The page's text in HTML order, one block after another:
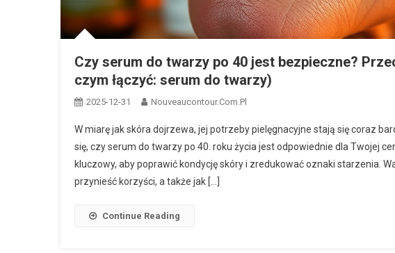
Czy serum do twarzy po 40 jest bezpieczne?
czym łączyć: serum do twarzy)
2025-12-31 Nouveaucontour.com.pl
W miarę jak skóra dojrzewa, jej potrzeby pielęgnacyjne stają się coraz
się, czy serum do twarzy po 40. roku życia jest odpowiednie dla Twojej
kluczowy, aby poprawić kondycję skóry i zredukować oznaki starzenia.
przynieść korzyści, a także jak […]
Continue Reading